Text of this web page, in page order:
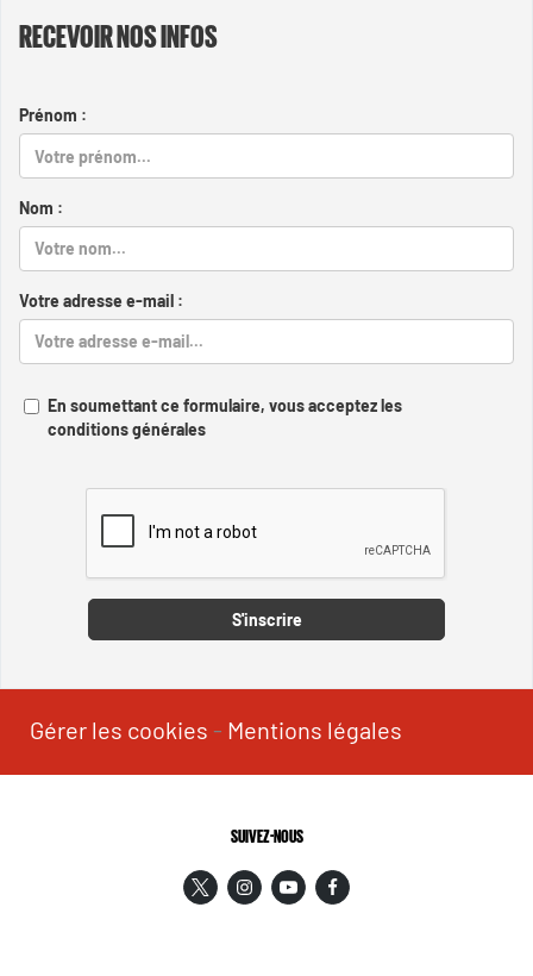
RECEVOIR NOS INFOS
Prénom :
Nom :
Votre adresse e-mail :
En soumettant ce formulaire, vous acceptez les
conditions générales
S'inscrire
Gérer les cookies - Mentions légales
SUIVEZ-NOUS